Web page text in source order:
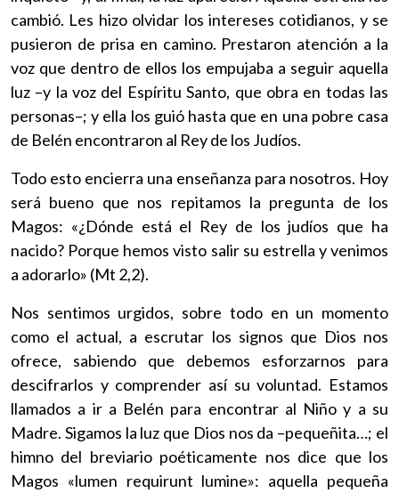
cambió. Les hizo olvidar los intereses cotidianos, y se
pusieron de prisa en camino. Prestaron atención a la
voz que dentro de ellos los empujaba a seguir aquella
luz –y la voz del Espíritu Santo, que obra en todas las
personas–; y ella los guió hasta que en una pobre casa
de Belén encontraron al Rey de los Judíos.
Todo esto encierra una enseñanza para nosotros. Hoy
será bueno que nos repitamos la pregunta de los
Magos: «¿Dónde está el Rey de los judíos que ha
nacido? Porque hemos visto salir su estrella y venimos
a adorarlo» (Mt 2,2).
Nos sentimos urgidos, sobre todo en un momento
como el actual, a escrutar los signos que Dios nos
ofrece, sabiendo que debemos esforzarnos para
descifrarlos y comprender así su voluntad. Estamos
llamados a ir a Belén para encontrar al Niño y a su
Madre. Sigamos la luz que Dios nos da –pequeñita…; el
himno del breviario poéticamente nos dice que los
Magos «lumen requirunt lumine»: aquella pequeña